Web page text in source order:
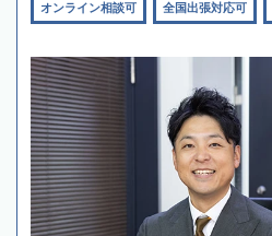
オンライン相談可 全国出張対応可